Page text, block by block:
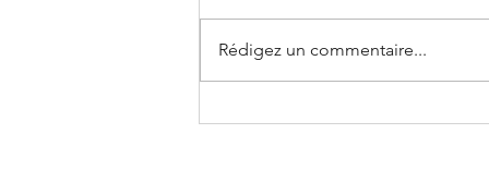
Rédigez un commentaire...